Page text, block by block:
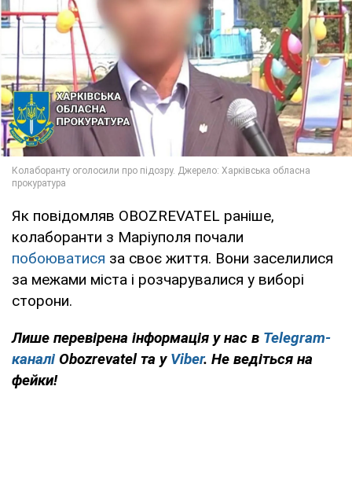
Як повідомляв OBOZREVATEL раніше,
колаборанти з Маріуполя почали
побоюватися за своє життя. Вони заселилися
за межами міста і розчарувалися у виборі
сторони.
Лише перевірена інформація у нас в Telegram-
каналі Obozrevatel та у Viber. Не ведіться на
фейки!